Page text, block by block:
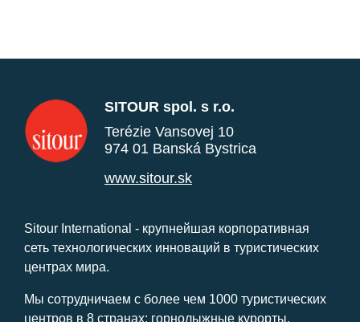
SITOUR spol. s r.o.
Terézie Vansovej 10
974 01 Banská Bystrica
www.sitour.sk
Sitour International - крупнейшая корпоративная
сеть технологических инноваций в туристических
центрах мира.
Мы сотрудничаем с более чем 1000 туристических
центров в 8 странах: горнолыжные курорты,